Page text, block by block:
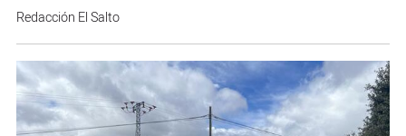
Redacción El Salto